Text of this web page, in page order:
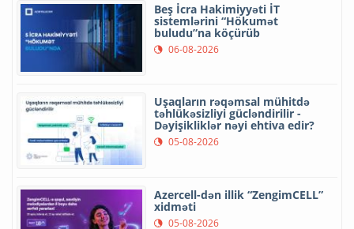
Beş İcra Hakimiyyəti İT
sistemlərini “Hökumət
buludu”na köçürüb
06-08-2026
Uşaqların rəqəmsal mühitdə
təhlükəsizliyi gücləndirilir -
Dəyişikliklər nəyi ehtiva edir?
05-08-2026
Azercell-dən illik “ZengimCELL”
xidməti
05-08-2026